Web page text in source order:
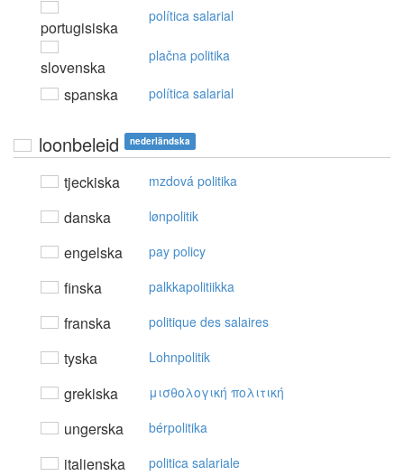
portugisiska
política salarial
slovenska
plačna politika
spanska política salarial
loonbeleid nederländska
tjeckiska mzdová politika
danska lønpolitik
engelska pay policy
finska palkkapolitiikka
franska politique des salaires
tyska Lohnpolitik
grekiska μισθoλoγική πoλιτική
ungerska bérpolitika
italienska politica salariale